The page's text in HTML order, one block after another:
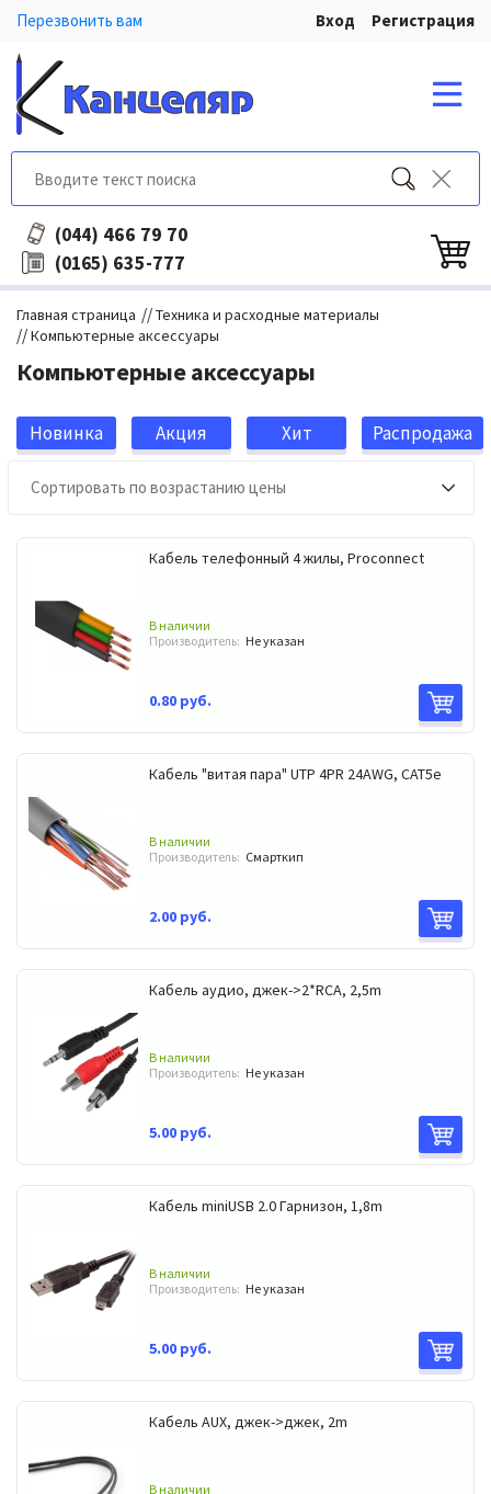
Перезвонить вам Вход Регистрация
(044) 466 79 70
(0165) 635-777
Главная страница //Техника и расходные материалы
//Компьютерные аксессуары
Компьютерные аксессуары
Новинка Акция
Хит
Распродажа
Кабель телефонный 4 жилы, Proconnect
В наличии
Производитель: Не указан
0.80 руб.
Кабель "витая пара" UTP 4PR 24AWG, CAT5e
В наличии
Производитель: Смарткип
2.00 руб.
Кабель аудио, джек->2*RCA, 2,5m
В наличии
Производитель: Не указан
5.00 руб.
Кабель miniUSB 2.0 Гарнизон, 1,8m
В наличии
Производитель: Не указан
5.00 руб.
Кабель AUX, джек->джек, 2m
В наличии